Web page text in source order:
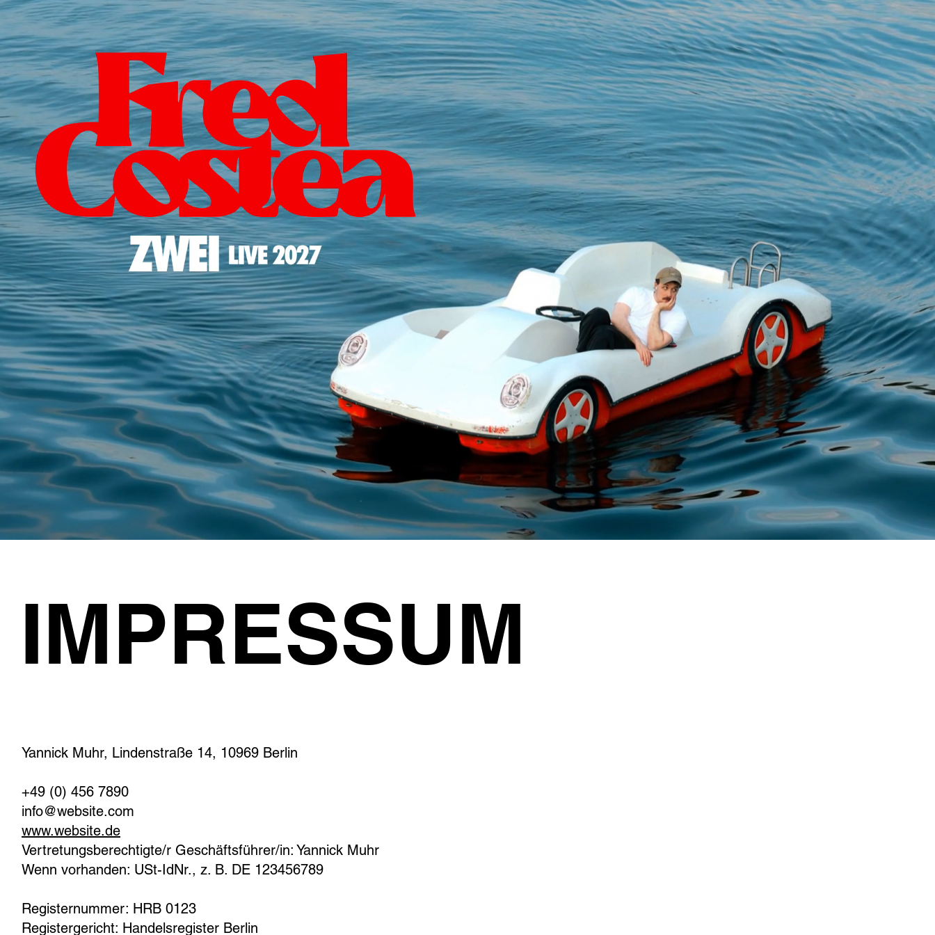
IMPRESSUM
Yannick Muhr, Lindenstraße 14, 10969 Berlin
+49 (0) 456 7890
info@website.com
www.website.de
Vertretungsberechtigte/r Geschäftsführer/in: Yannick Muhr
Wenn vorhanden: USt-IdNr., z. B. DE 123456789
Registernummer: HRB 0123
Registergericht: Handelsregister Berlin